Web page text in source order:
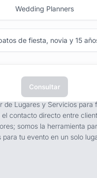
Wedding Planners
de fiesta, novia y 15
Consultar
de Lugares y Servicios para
el contacto directo entre
somos la herramienta
tu evento en un solo